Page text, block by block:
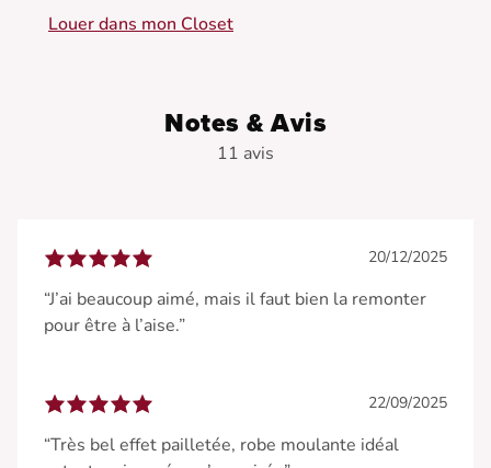
• Jupe midi à paillettes
• Jupe asymétrique
Louer dans mon Closet
Notes & Avis
11 avis
20/12/2025
“J’ai beaucoup aimé, mais il faut bien la remonter
pour être à l’aise.”
22/09/2025
“Très bel effet pailletée, robe moulante idéal